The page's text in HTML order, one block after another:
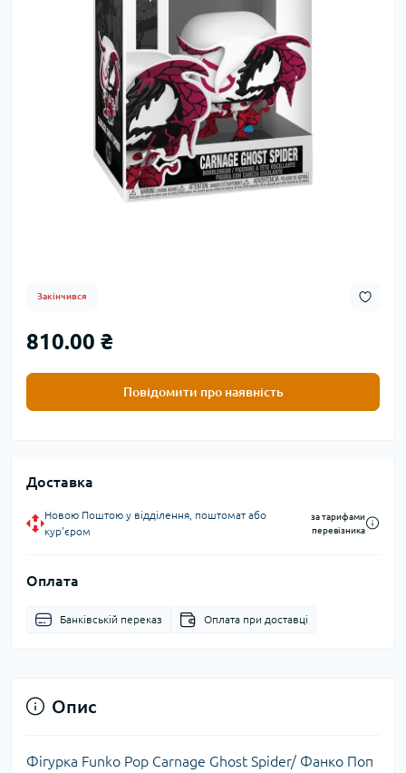
Закінчився
810.00 ₴
Повідомити про наявність
Доставка
Новою Поштою у відділення, поштомат або
кур'єром
за тарифами
перевізника
Оплата
Банківській переказ Оплата при доставці
Опис
Фігурка Funko Pop Carnage Ghost Spider/ Фанко Поп